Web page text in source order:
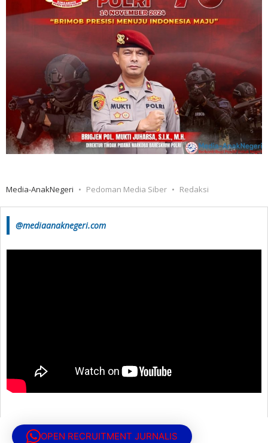
Media-AnakNegeri Pedoman Media Siber Redaksi
@mediaanaknegeri.com
OPEN RECRUITMENT JURNALIS